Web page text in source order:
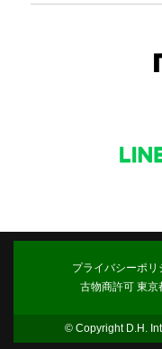
プライバシーポリ
古物商許可 東
© Copyright D.H.